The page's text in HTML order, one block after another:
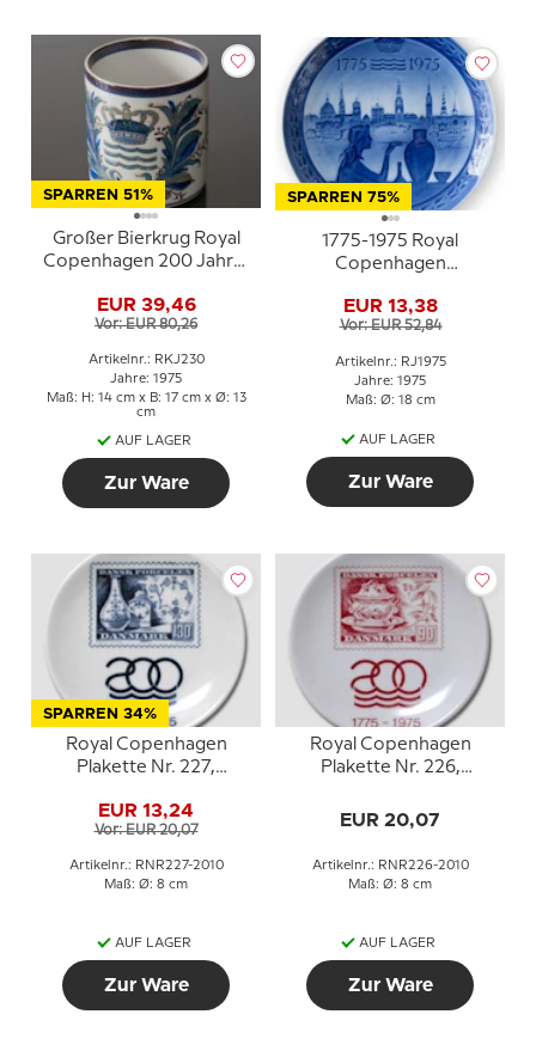
SPARREN 51%
Großer Bierkrug Royal
Copenhagen 200 Jahre,
Copenhagen
EUR 39,46
Vor: EUR 80,26
Artikelnr.: RKJ230
Jahre: 1975
Maß: H: 14 cm x B: 17 cm x Ø: 13
cm
AUF LAGER
Zur Ware
SPARREN 75%
1775-1975 Royal
Copenhagen
Geburtstag von Royal
Copenhagen.
EUR 13,38
Vor: EUR 52,84
Artikelnr.: RJ1975
Jahre: 1975
Maß: Ø: 18 cm
AUF LAGER
Zur Ware
SPARREN 34%
Royal Copenhagen
Plakette Nr. 227,
1975
EUR 13,24
Vor: EUR 20,07
Artikelnr.: RNR227-2010
Maß: Ø: 8 cm
AUF LAGER
Zur Ware
Royal Copenhagen
Plakette Nr. 226,
1975
EUR 20,07
Artikelnr.: RNR226-2010
Maß: Ø: 8 cm
AUF LAGER
Zur Ware